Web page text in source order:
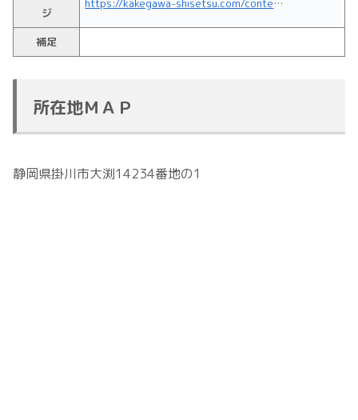
ジ
補足
所在地ＭＡＰ
静岡県掛川市大渕14234番地の1